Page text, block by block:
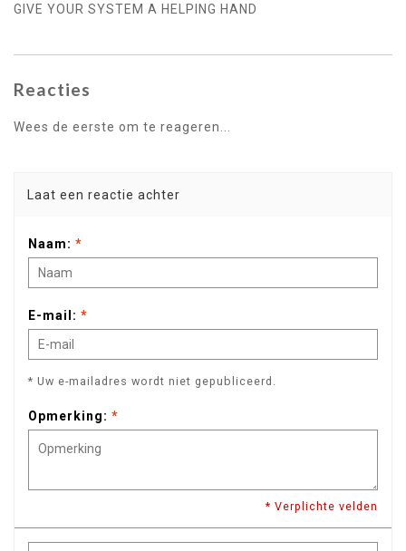
GIVE YOUR SYSTEM A HELPING HAND
Reacties
Wees de eerste om te reageren...
Laat een reactie achter
Naam: *
E-mail: *
* Uw e-mailadres wordt niet gepubliceerd.
Opmerking: *
* Verplichte velden